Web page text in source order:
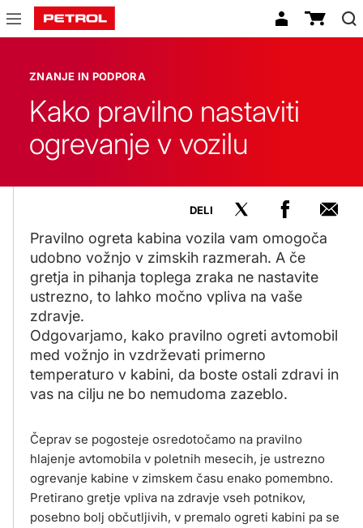
Znanje
podpora
ZNANJE IN PODPORA
Kako pravilno nastaviti
ogrevanje v vozilu
Pravilno ogreta kabina vozila vam omogoča
udobno vožnjo v zimskih razmerah. A če
gretja in pihanja toplega zraka ne nastavite
ustrezno, to lahko močno vpliva na vaše
zdravje.
Odgovarjamo, kako pravilno ogreti avtomobil
med vožnjo in vzdrževati primerno
temperaturo v kabini, da boste ostali zdravi in
vas na cilju ne bo nemudoma zazeblo.
Čeprav se pogosteje osredotočamo na pravilno
hlajenje avtomobila v poletnih mesecih, je ustrezno
ogrevanje kabine v zimskem času enako pomembno.
Pretirano gretje vpliva na zdravje vseh potnikov,
posebno bolj občutljivih, v premalo ogreti kabini pa se
DELI